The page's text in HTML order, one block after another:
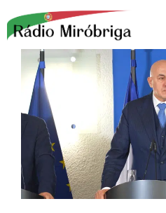
para
conteúdo